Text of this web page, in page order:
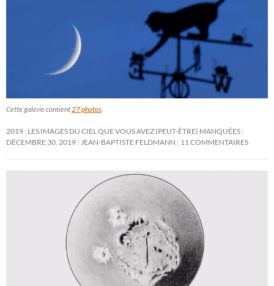
Cette galerie contient27 photos.
2019 : LES IMAGES DU CIEL QUE VOUS AVEZ (PEUT-ÊTRE) MANQUÉES
DÉCEMBRE 30, 2019 JEAN-BAPTISTE FELDMANN 11 COMMENTAIRES